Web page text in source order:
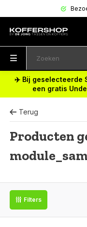
✈️ Bij geselecteerde
een gratis
Terug
Producten
Filters